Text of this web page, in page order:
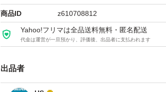
商品ID z610708812
Yahoo!フリマは全品送料無料・匿名配送
代金は運営が一旦預かり、評価後、出品者に支払われます
出品者